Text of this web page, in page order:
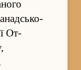
От­